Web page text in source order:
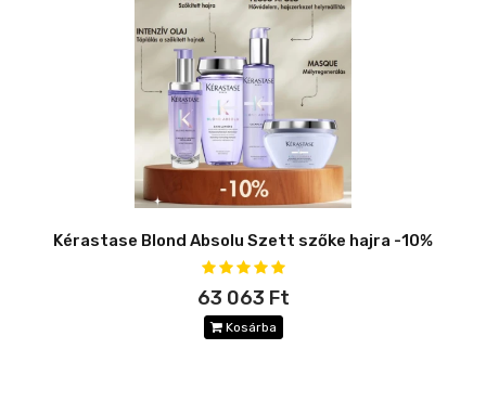
Kérastase Blond Absolu Szett szőke hajra -10%
63 063 Ft
Kosárba